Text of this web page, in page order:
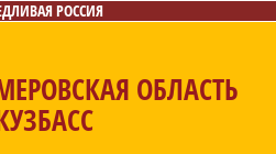
РОССИЯ
ОБЛАСТЬ